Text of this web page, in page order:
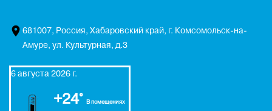
681007, Россия, Хабаровский край, г. Комсомольск-на-
Амуре, ул. Культурная, д.3
6 августа 2026 г.
+24° В помещениях